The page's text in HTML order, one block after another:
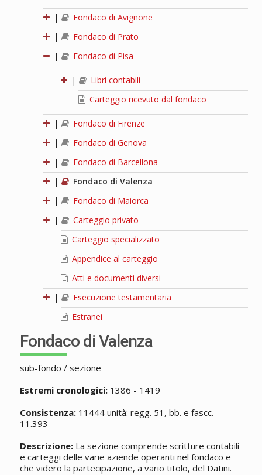
|
Fondaco di Avignone
|
Fondaco di Prato
|
Fondaco di Pisa
|
Libri contabili
Carteggio ricevuto dal fondaco
|
Fondaco di Firenze
|
Fondaco di Genova
|
Fondaco di Barcellona
|
Fondaco di Valenza
|
Fondaco di Maiorca
|
Carteggio privato
Carteggio specializzato
Appendice al carteggio
Atti e documenti diversi
|
Esecuzione testamentaria
Estranei
Fondaco di Valenza
sub-fondo / sezione
Estremi cronologici:1386 - 1419
Consistenza:11444 unità: regg. 51, bb. e fascc.
11.393
Descrizione:La sezione comprende scritture contabili
e carteggi delle varie aziende operanti nel fondaco e
che videro la partecipazione, a vario titolo, del Datini.